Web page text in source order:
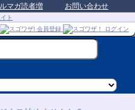
マガ読者増 お問い合わせ